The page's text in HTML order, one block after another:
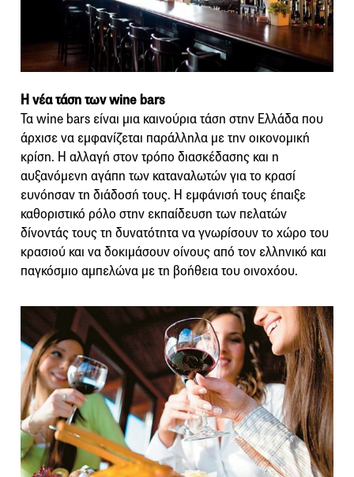
Η νέα τάση των wine bars
Τα wine bars είναι μια καινούρια τάση στην Ελλάδα που
άρχισε να εμφανίζεται παράλληλα με την οικονομική
κρίση. Η αλλαγή στον τρόπο διασκέδασης και η
αυξανόμενη αγάπη των καταναλωτών για το κρασί
ευνόησαν τη διάδοσή τους. Η εμφάνισή τους έπαιξε
καθοριστικό ρόλο στην εκπαίδευση των πελατών
δίνοντάς τους τη δυνατότητα να γνωρίσουν το χώρο του
κρασιού και να δοκιμάσουν οίνους από τον ελληνικό και
παγκόσμιο αμπελώνα με τη βοήθεια του οινοχόου.